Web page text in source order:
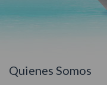
Quienes Somos